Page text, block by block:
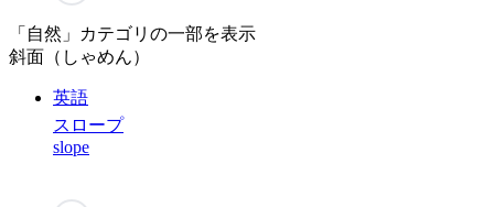
「自然」カテゴリの一部を表示
斜面（しゃめん）
英語
スロープ
slope